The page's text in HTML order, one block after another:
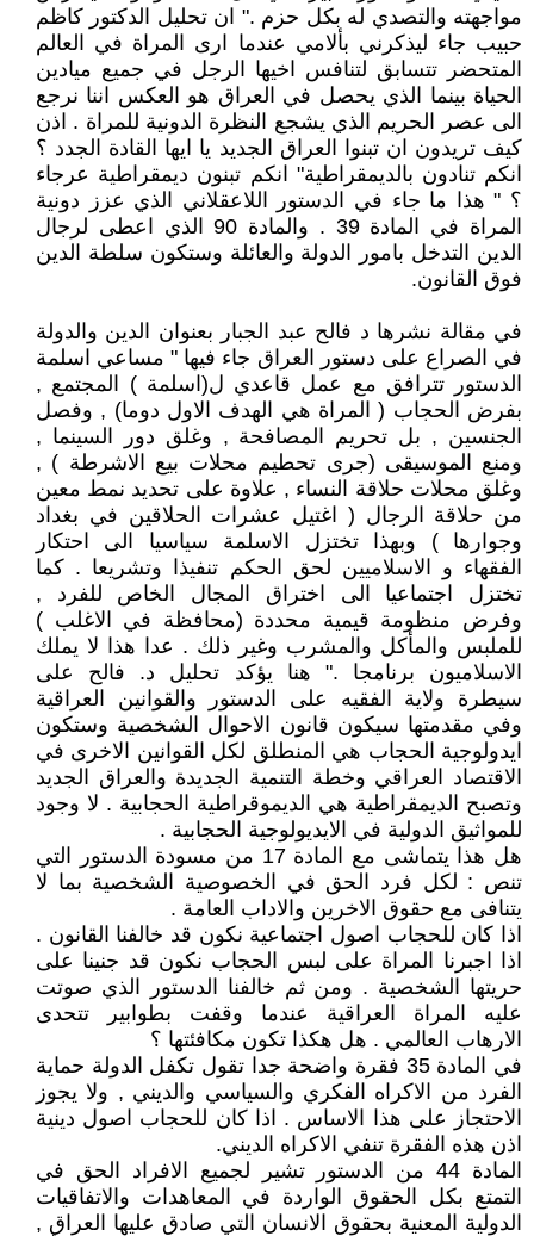
مواجهته والتصدي له بكل حزم ." ان تحليل الدكتور كاظم
حبيب جاء ليذكرني بألامي عندما ارى المراة في العالم
المتحضر تتسابق لتنافس اخيها الرجل في جميع ميادين
الحياة بينما الذي يحصل في العراق هو العكس اننا نرجع
الى عصر الحريم الذي يشجع النظرة الدونية للمراة . اذن
كيف تريدون ان تبنوا العراق الجديد يا ايها القادة الجدد ؟
انكم تنادون بالديمقراطية" انكم تبنون ديمقراطية عرجاء
؟ " هذا ما جاء في الدستور اللاعقلاني الذي عزز دونية
المراة في المادة 39 . والمادة 90 الذي اعطى لرجال
الدين التدخل بامور الدولة والعائلة وستكون سلطة الدين
فوق القانون.
في مقالة نشرها د فالح عبد الجبار بعنوان الدين والدولة
في الصراع على دستور العراق جاء فيها " مساعي اسلمة
الدستور تترافق مع عمل قاعدي ل(اسلمة ) المجتمع ,
بفرض الحجاب ( المراة هي الهدف الاول دوما) , وفصل
الجنسين , بل تحريم المصافحة , وغلق دور السينما ,
ومنع الموسيقى (جرى تحطيم محلات بيع الاشرطة ) ,
وغلق محلات حلاقة النساء , علاوة على تحديد نمط معين
من حلاقة الرجال ( اغتيل عشرات الحلاقين في بغداد
وجوارها ) وبهذا تختزل الاسلمة سياسيا الى احتكار
الفقهاء و الاسلاميين لحق الحكم تنفيذا وتشريعا . كما
تختزل اجتماعيا الى اختراق المجال الخاص للفرد ,
وفرض منظومة قيمية محددة (محافظة في الاغلب )
للملبس والمأكل والمشرب وغير ذلك . عدا هذا لا يملك
الاسلاميون برنامجا ." هنا يؤكد تحليل د. فالح على
سيطرة ولاية الفقيه على الدستور والقوانين العراقية
وفي مقدمتها سيكون قانون الاحوال الشخصية وستكون
ايدولوجية الحجاب هي المنطلق لكل القوانين الاخرى في
الاقتصاد العراقي وخطة التنمية الجديدة والعراق الجديد
وتصبح الديمقراطية هي الديموقراطية الحجابية . لا وجود
للمواثيق الدولية في الايديولوجية الحجابية .
هل هذا يتماشى مع المادة 17 من مسودة الدستور التي
تنص : لكل فرد الحق في الخصوصية الشخصية بما لا
يتنافى مع حقوق الاخرين والاداب العامة .
اذا كان للحجاب اصول اجتماعية نكون قد خالفنا القانون .
اذا اجبرنا المراة على لبس الحجاب نكون قد جنينا على
حريتها الشخصية . ومن ثم خالفنا الدستور الذي صوتت
عليه المراة العراقية عندما وقفت بطوابير تتحدى
الارهاب العالمي . هل هكذا تكون مكافئتها ؟
في المادة 35 فقرة واضحة جدا تقول تكفل الدولة حماية
الفرد من الاكراه الفكري والسياسي والديني , ولا يجوز
الاحتجاز على هذا الاساس . اذا كان للحجاب اصول دينية
اذن هذه الفقرة تنفي الاكراه الديني.
المادة 44 من الدستور تشير لجميع الافراد الحق في
التمتع بكل الحقوق الواردة في المعاهدات والاتفاقيات
الدولية المعنية بحقوق الانسان التي صادق عليها العراق ,